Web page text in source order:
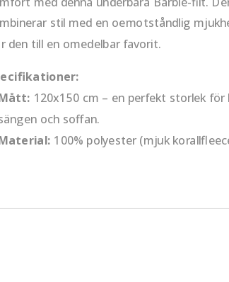
stil med en oemotståndlig
den till en omedelbar favorit.
120x150 cm – en perfekt storlek för
och soffan.
100% polyester (mjuk